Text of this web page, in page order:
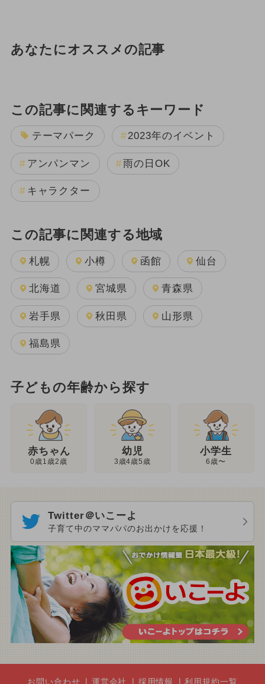
あなたにオススメの記事
この記事に関連するキーワード
テーマパーク 2023年のイベント
アンパンマン 雨の日OK
キャラクター
この記事に関連する地域
札幌 小樽 函館 仙台
北海道 宮城県 青森県
岩手県 秋田県 山形県
福島県
子どもの年齢から探す
赤ちゃん
0歳1歳2歳
幼児
3歳4歳5歳
小学生
6歳〜
Twitter＠いこーよ
子育て中のママパパのお出かけを応援！
お問い合わせ 運営会社 採用情報 利用規約一覧